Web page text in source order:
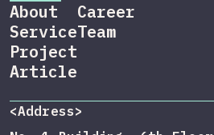
About
Service
Project
Article
Career
Team
<Address>